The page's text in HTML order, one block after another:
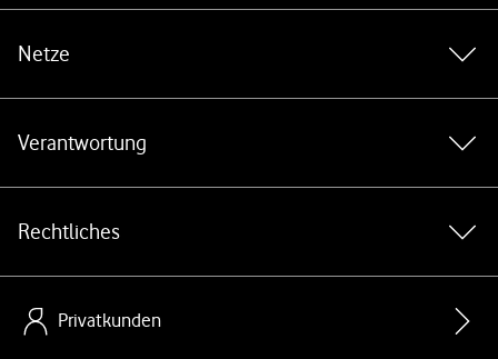
Netze
Verantwortung
Rechtliches
Privatkunden